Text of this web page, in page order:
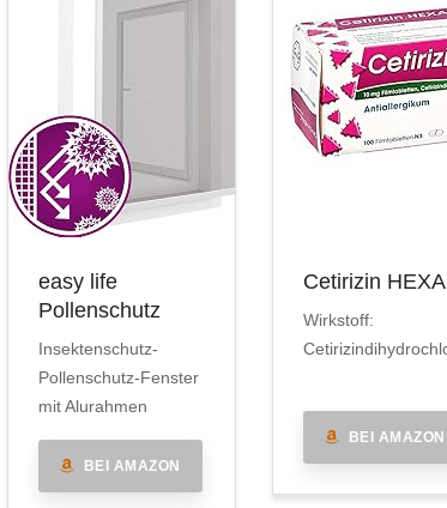
easy life
Pollenschutz
Insektenschutz-
Pollenschutz-Fenster
mit Alurahmen
BEI AMAZON
Cetirizin
Wirkstoff:
BEI AMAZON